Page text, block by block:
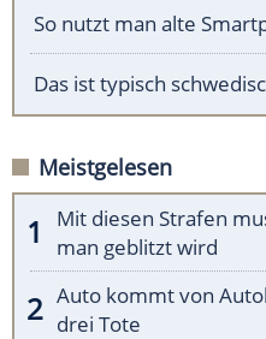
So nutzt man alte
Das ist typisch
Meistgelesen
Mit diesen Strafen
man geblitzt wird
Auto kommt von
drei Tote